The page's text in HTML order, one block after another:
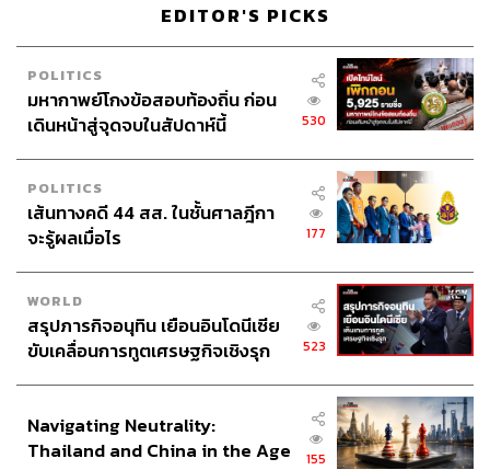
EDITOR'S PICKS
POLITICS
มหากาพย์โกงข้อสอบท้องถิ่น ก่อน
เดินหน้าสู่จุดจบในสัปดาห์นี้
530
POLITICS
เส้นทางคดี 44 สส. ในชั้นศาลฎีกา
จะรู้ผลเมื่อไร
177
WORLD
สรุปภารกิจอนุทิน เยือนอินโดนีเซีย
ขับเคลื่อนการทูตเศรษฐกิจเชิงรุก
523
Navigating Neutrality:
Thailand and China in the Age
155